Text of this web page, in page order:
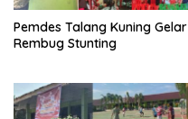
Pemdes Talang Kuning Gelar
Rembug Stunting